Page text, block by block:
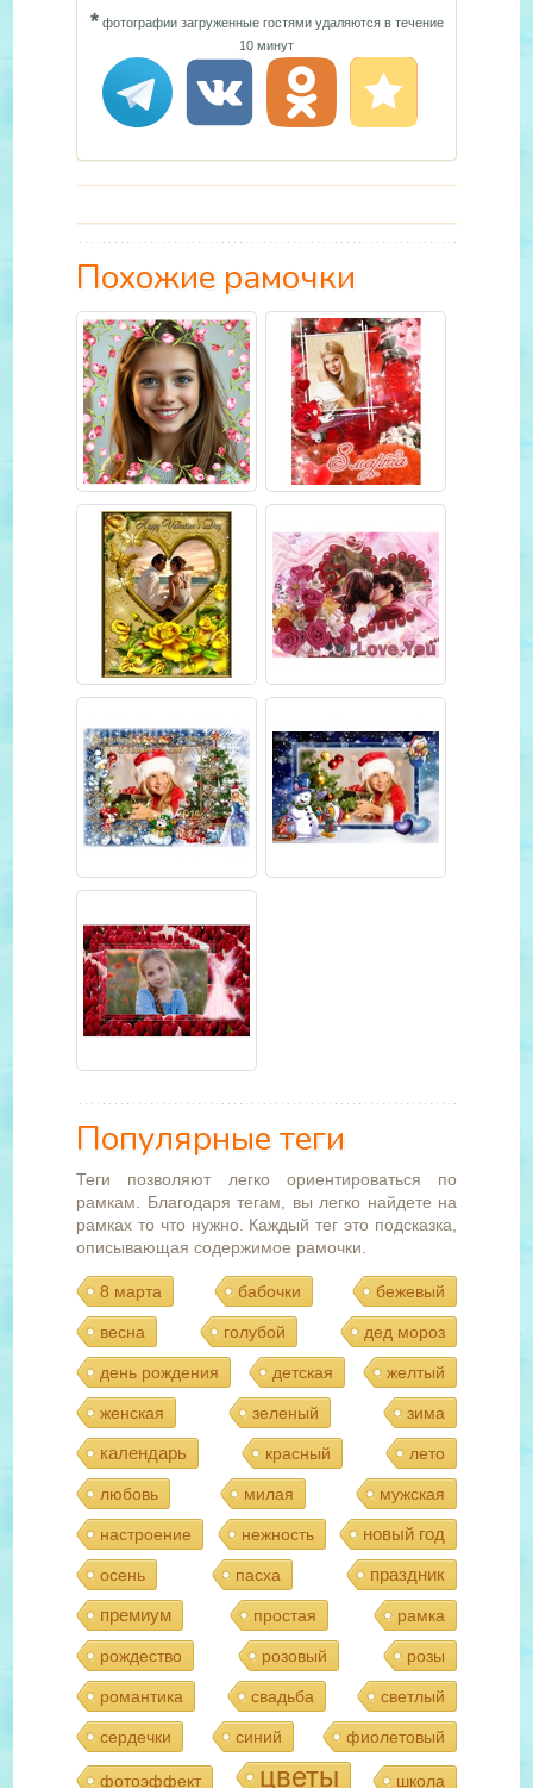
*фотографии загруженные гостями удаляются в течение
10 минут
Похожие рамочки
Популярные теги
Теги позволяют легко ориентироваться по
рамкам. Благодаря тегам, вы легко найдете на
рамках то что нужно. Каждый тег это подсказка,
описывающая содержимое рамочки.
8 марта бабочки бежевый
весна голубой дед мороз
день рождения детская желтый
женская зеленый зима
календарь красный лето
любовь милая мужская
настроение нежность новый год
осень пасха
праздник
премиум
простая рамка
рождество розовый розы
романтика свадьба светлый
сердечки синий фиолетовый
фотоэффект цветы школа